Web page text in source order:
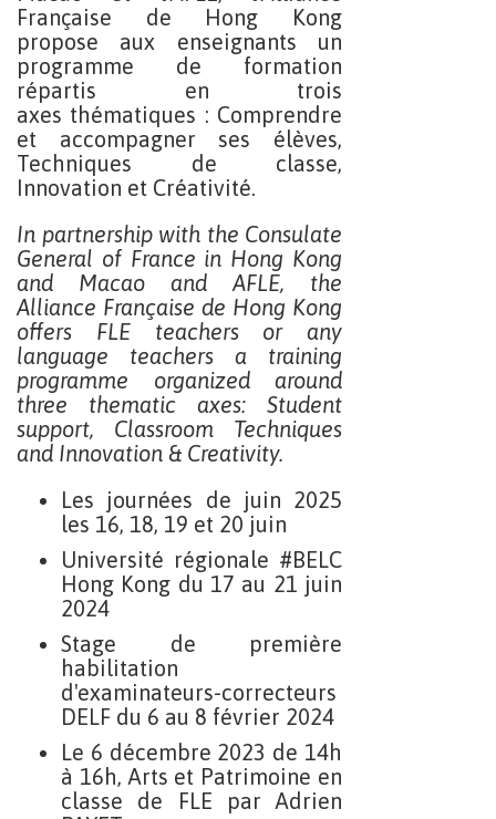
Française de Hong Kong
propose aux enseignants un
programme de formation
répartis en trois
axes thématiques : Comprendre
et accompagner ses élèves,
Techniques de classe,
Innovation et Créativité.
In partnership with the Consulate
General of France in Hong Kong
and Macao and AFLE, the
Alliance Française de Hong Kong
offers FLE teachers or any
language teachers a training
programme organized around
three thematic axes: Student
support, Classroom Techniques
and Innovation & Creativity.
Les journées de juin 2025
les 16, 18, 19 et 20 juin
Université régionale #BELC
Hong Kong du 17 au 21 juin
2024
Stage de première
habilitation
d'examinateurs-correcteurs
DELF du 6 au 8 février 2024
Le 6 décembre 2023 de 14h
à 16h, Arts et Patrimoine en
classe de FLE par Adrien